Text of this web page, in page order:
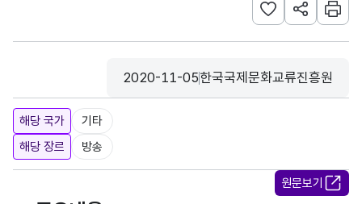
관심사 등록하기
URL 공유하
인쇄
등록일
2020-11-05
수집기관
한국국제문화교류진흥원
해당 국가
기타
해당 장르
방송
원문보기